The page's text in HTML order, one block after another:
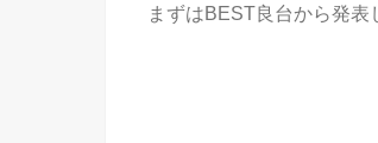
まずはBEST良台から発表